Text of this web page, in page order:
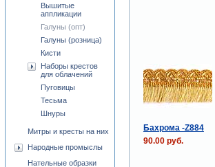
Бахрома -Z884
90.00 руб.
Вышитые
аппликации
Галуны (опт)
Галуны (розница)
Кисти
Наборы крестов
для облачений
Пуговицы
Тесьма
Шнуры
Митры и кресты на них
Народные промыслы
Нательные образки